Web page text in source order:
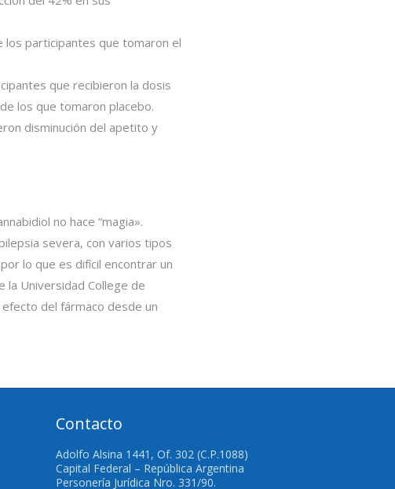
los participantes que tomaron el
que recibieron la dosis
los que tomaron placebo.
disminución del apetito y
no hace “magia».
severa, con varios tipos
lo que es difícil encontrar un
Universidad College de
del fármaco desde un
Contacto
Adolfo Alsina 1441, Of. 302 (C.P.1088)
Capital Federal – República Argentina
Personería Jurídica Nro. 331/90.